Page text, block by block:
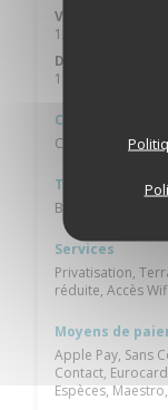
Ven
12h00 - 00h30
Dimanche
11h00 - 21h30
Cuisine
Cuisine du
Type de
Bistrot
Services
Privatisation,
réduite, Accès Wifi
Moyens de
Apple Pay, Sans
Contact,
Espèces,